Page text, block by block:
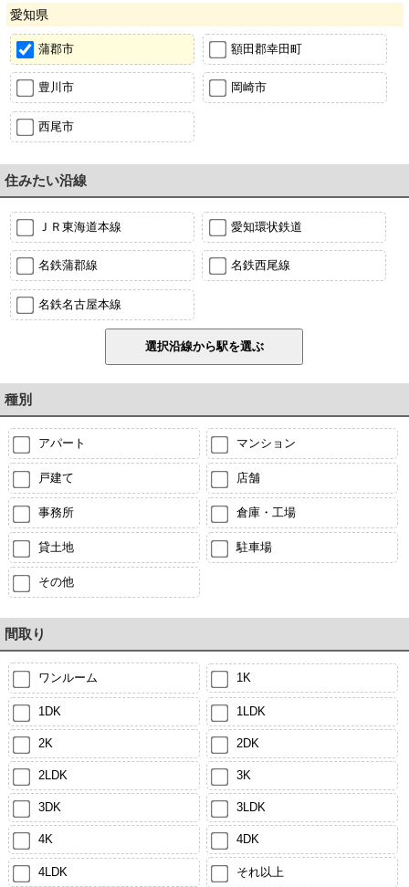
愛知県
蒲郡市 額田郡幸田町
豊川市 岡崎市
西尾市
住みたい沿線
ＪＲ東海道本線 愛知環状鉄道
名鉄蒲郡線 名鉄西尾線
名鉄名古屋本線
種別
アパート マンション
戸建て 店舗
事務所 倉庫・工場
貸土地 駐車場
その他
間取り
ワンルーム 1K
1DK 1LDK
2K 2DK
2LDK 3K
3DK 3LDK
4K 4DK
4LDK それ以上